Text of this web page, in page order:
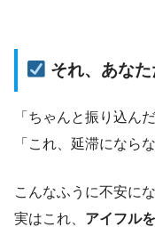
それ、あなた
「ちゃんと振り込ん
「これ、延滞になら
こんなふうに不安に
実はこれ、 アイフル